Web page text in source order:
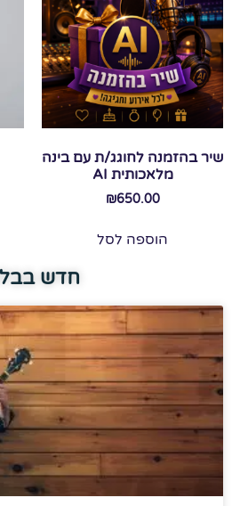
שיר בהזמנה לחוגג/ת עם בינה
מלאכותית AI
₪650.00
הוספה לסל
חדש